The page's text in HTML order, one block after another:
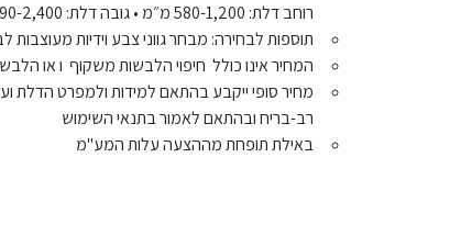
רוחב דלת: 580-1,200 מ״מ • גובה דלת: 1,890-2,400 מ״מ.
תוספות לבחירה: מבחר גווני צבע וידיות מעוצבות
המחיר אינו כולל חיפוי הלבשות משקוף ו או
מחיר סופי ייקבע בהתאם למידות ולמפרט הדלת
רב-בריח ובהתאם לאמור בתנאי השימוש
באילת תופחת מההצעה עלות המע"מ